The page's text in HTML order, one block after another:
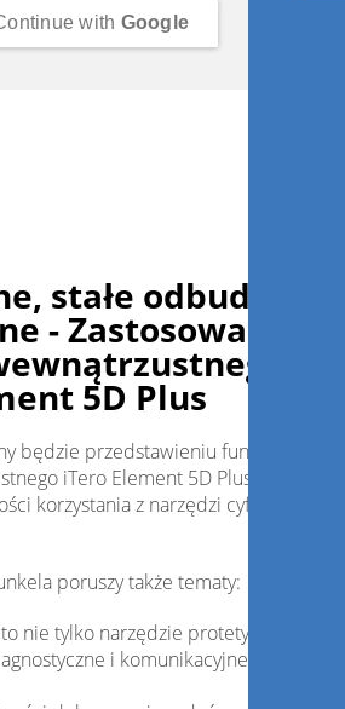
with Google
stałe odbudowy
- Zastosowanie
5D Plus
będzie przedstawieniu funkcji
iTero Element 5D Plus oraz
korzystania z narzędzi cyfrowych w
poruszy także tematy:
nie tylko narzędzie protetyczne.
i komunikacyjne skanera